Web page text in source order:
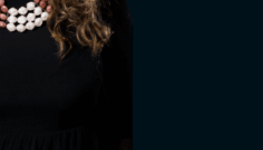
Guelmim 91.9
Tan-Tan 95.2